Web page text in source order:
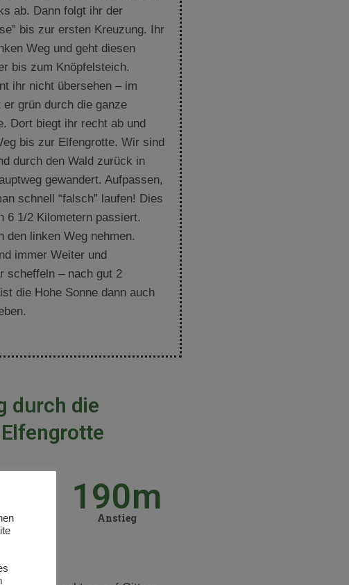
ab. Dann folgt ihr der
bis zur ersten Kreuzung. Ihr
Weg und geht diesen
bis zum Knöpfelsteich.
ihr nicht übersehen – im
er grün durch die ganze
Dort biegt ihr recht ab und
bis zur Elfengrotte. Wir sind
durch den Wald zurück in
gewandert. Aufpassen,
schnell “falsch” laufen! Dies
6 1/2 Kilometern passiert.
den linken Weg nehmen.
immer Weiter und
scheffeln – nach gut 2
die Hohe Sonne dann auch
durch die
Strecke Anstieg
190m